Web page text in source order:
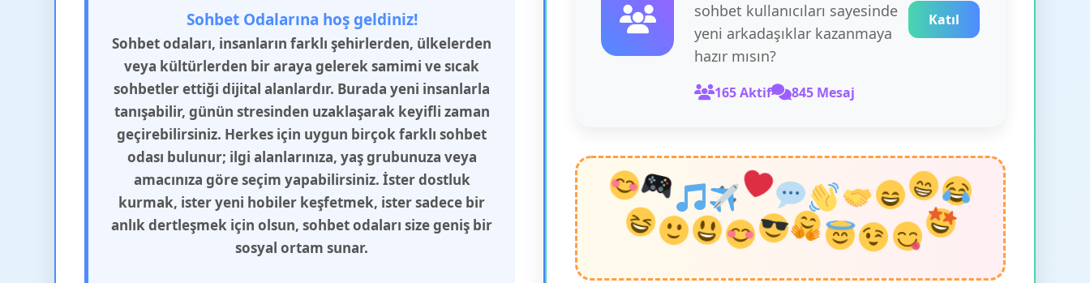
Sohbet Odalarına hoş geldiniz!
Sohbet odaları, insanların farklı şehirlerden, ülkelerden
veya kültürlerden bir araya gelerek samimi ve sıcak
sohbetler ettiği dijital alanlardır. Burada yeni insanlarla
tanışabilir, günün stresinden uzaklaşarak keyifli zaman
geçirebilirsiniz. Herkes için uygun birçok farklı sohbet
odası bulunur; ilgi alanlarınıza, yaş grubunuza veya
amacınıza göre seçim yapabilirsiniz. İster dostluk
kurmak, ister yeni hobiler keşfetmek, ister sadece bir
anlık dertleşmek için olsun, sohbet odaları size geniş bir
sosyal ortam sunar.
sohbet kullanıcıları sayesinde
yeni arkadaşıklar kazanmaya
hazır mısın?
165 Aktif 845 Mesaj
Katıl